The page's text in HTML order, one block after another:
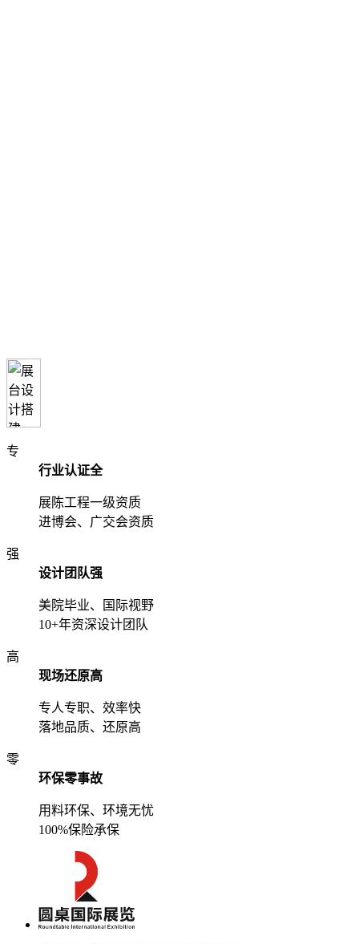
专
行业认证全
展陈工程一级资质
进博会、广交会资质
强
设计团队强
美院毕业、国际视野
10+年资深设计团队
高
现场还原高
专人专职、效率快
落地品质、还原高
零
环保零事故
用料环保、环境无忧
100%保险承保